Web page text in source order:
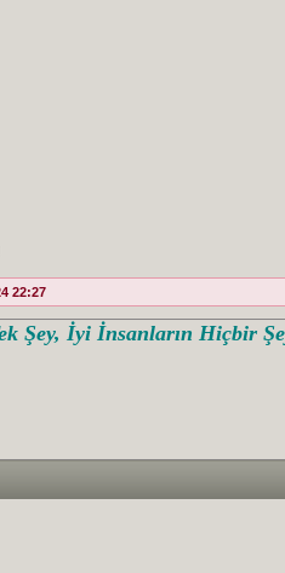
22:27
Şey, İyi İnsanların Hiçbir